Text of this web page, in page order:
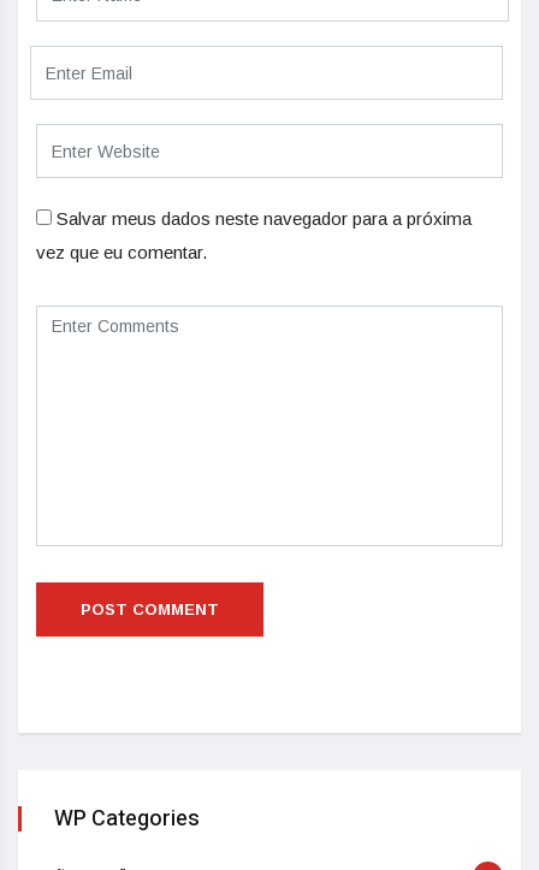
Salvar meus dados neste navegador para a próxima
vez que eu comentar.
WP Categories